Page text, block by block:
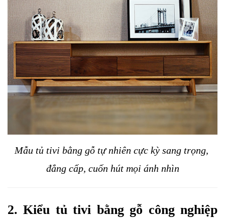
Mẫu tủ tivi bằng gỗ tự nhiên cực kỳ sang trọng,
đẳng cấp, cuốn hút mọi ánh nhìn
2. Kiểu tủ tivi bằng gỗ công nghiệp